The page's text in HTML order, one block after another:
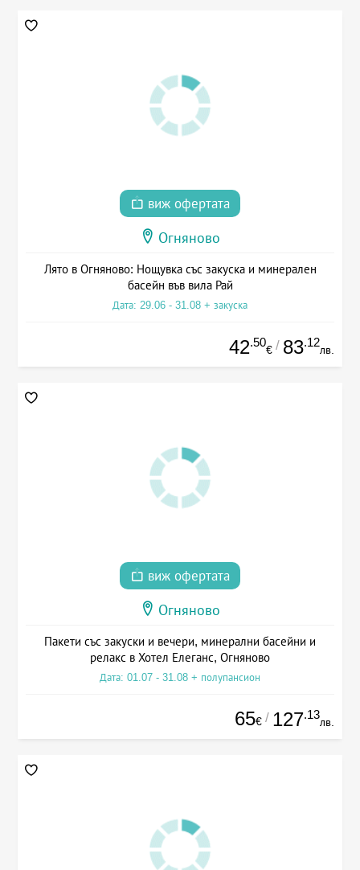
виж офертата
Огняново
Лято в Огняново: Нощувка със закуска и минерален
басейн във вила Рай
Дата: 29.06 - 31.08 + закуска
42.50
€ / 83.12
лв.
виж офертата
Огняново
Пакети със закуски и вечери, минерални басейни и
релакс в Хотел Елеганс, Огняново
Дата: 01.07 - 31.08 + полупансион
65€ / 127.13
лв.